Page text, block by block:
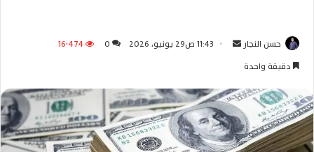
حسن النجار
ل
ب
ر
ي
11:43 ص29 يونيو، 2026 0
16٬474
دقيقة واحدة